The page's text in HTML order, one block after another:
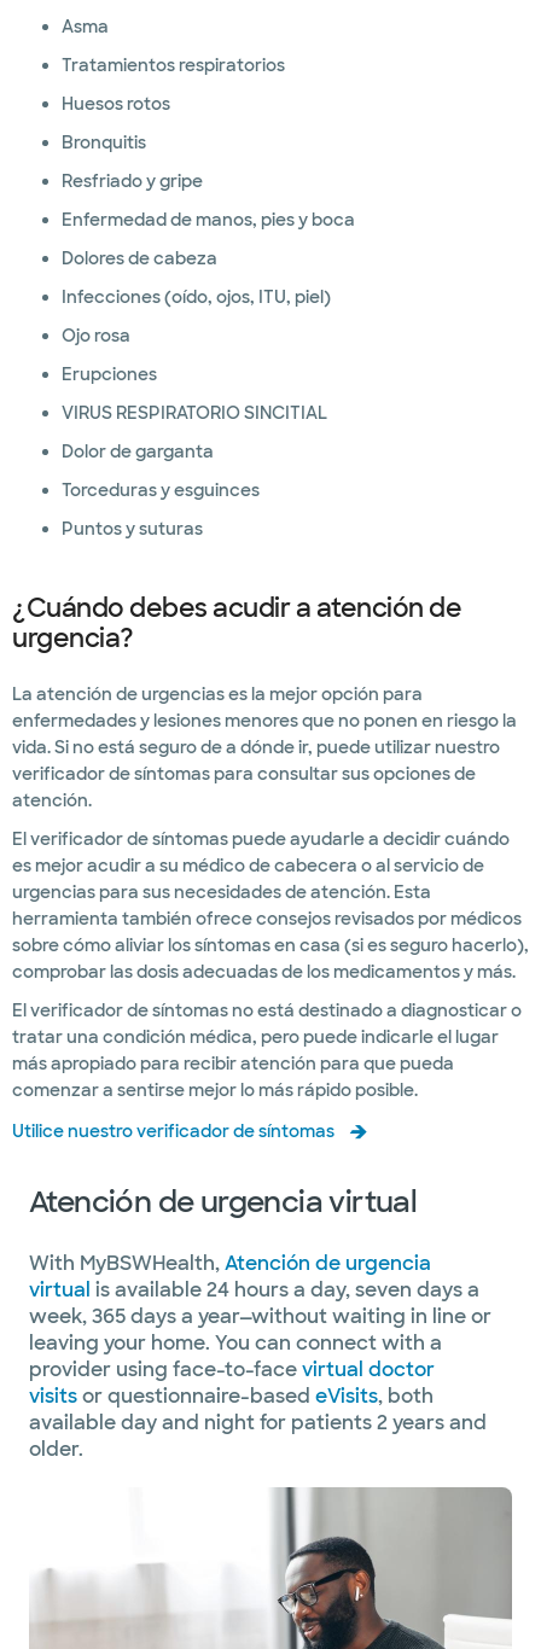
Asma
Tratamientos respiratorios
Huesos rotos
Bronquitis
Resfriado y gripe
Enfermedad de manos, pies y boca
Dolores de cabeza
Infecciones (oído, ojos, ITU, piel)
Ojo rosa
Erupciones
VIRUS RESPIRATORIO SINCITIAL
Dolor de garganta
Torceduras y esguinces
Puntos y suturas
¿Cuándo debes acudir a atención de
urgencia?
La atención de urgencias es la mejor opción para
enfermedades y lesiones menores que no ponen en riesgo la
vida. Si no está seguro de a dónde ir, puede utilizar nuestro
verificador de síntomas para consultar sus opciones de
atención.
El verificador de síntomas puede ayudarle a decidir cuándo
es mejor acudir a su médico de cabecera o al servicio de
urgencias para sus necesidades de atención. Esta
herramienta también ofrece consejos revisados por médicos
sobre cómo aliviar los síntomas en casa (si es seguro hacerlo),
comprobar las dosis adecuadas de los medicamentos y más.
El verificador de síntomas no está destinado a diagnosticar o
tratar una condición médica, pero puede indicarle el lugar
más apropiado para recibir atención para que pueda
comenzar a sentirse mejor lo más rápido posible.
Utilice nuestro verificador de síntomas
Atención de urgencia virtual
With MyBSWHealth,Atención de urgencia
virtual is available 24 hours a day, seven days a
week, 365 days a year—without waiting in line or
leaving your home. You can connect with a
provider using face-to-facevirtual doctor
visitsor questionnaire-based eVisits, both
available day and night for patients 2 years and
older.